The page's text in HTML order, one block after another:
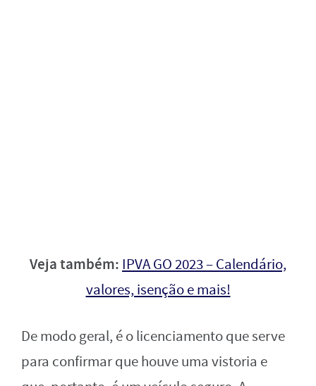
Veja também: IPVA GO 2023 – Calendário,
valores, isenção e mais!
De modo geral, é o licenciamento que serve
para confirmar que houve uma vistoria e